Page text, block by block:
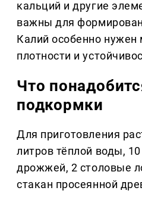
кальций и другие
важны для
Калий особенно нужен
плотности и
Что
подкормки
Для приготовления
литров тёплой воды,
дрожжей, 2 столовые
стакан просеянной